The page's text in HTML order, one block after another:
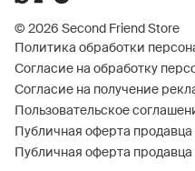
© 2026 Second Friend Store
Политика обработки
Согласие на обработку
Согласие на получение
Пользовательское
Публичная оферта
Публичная оферта